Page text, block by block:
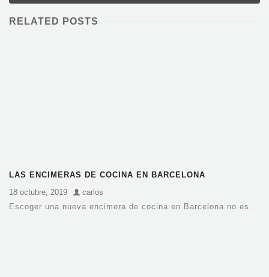
RELATED POSTS
LAS ENCIMERAS DE COCINA EN BARCELONA
18 octubre, 2019
carlos
Escoger una nueva encimera de cocina en Barcelona no es...